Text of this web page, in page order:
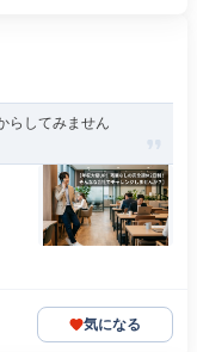
らしてみません
気になる